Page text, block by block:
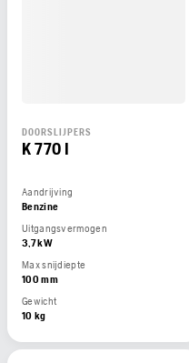
DOORSLIJPERS
K 770 I
Aandrijving
Benzine
Uitgangsvermogen
3,7 kW
Max snijdiepte
100 mm
Gewicht
10 kg